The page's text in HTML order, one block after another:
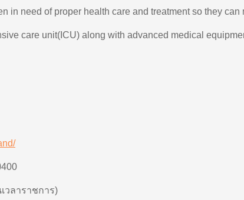
in need of proper health care and treatment so they
care unit(ICU) along with advanced medical
วลาราชการ)